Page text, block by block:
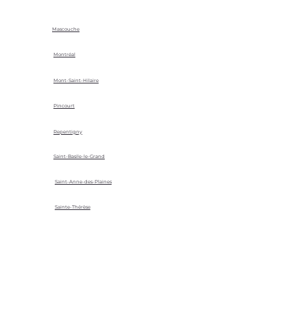
Mascouche
Montréal
Mont-Saint-Hilaire
Pincourt
Repentigny
Saint-Basile-le-Grand
Saint-Anne-des-Plaines
Sainte-Thérèse